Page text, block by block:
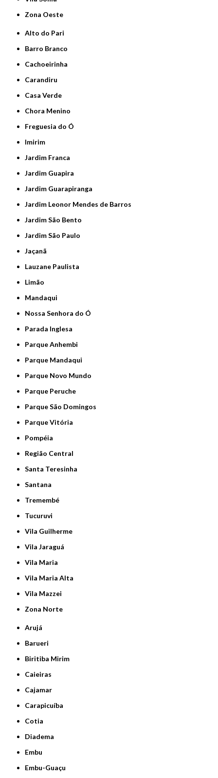
Zona Oeste
Alto do Pari
Barro Branco
Cachoeirinha
Carandiru
Casa Verde
Chora Menino
Freguesia do Ó
Imirim
Jardim Franca
Jardim Guapira
Jardim Guarapiranga
Jardim Leonor Mendes de Barros
Jardim São Bento
Jardim São Paulo
Jaçanã
Lauzane Paulista
Limão
Mandaqui
Nossa Senhora do Ó
Parada Inglesa
Parque Anhembi
Parque Mandaqui
Parque Novo Mundo
Parque Peruche
Parque São Domingos
Parque Vitória
Pompéia
Região Central
Santa Teresinha
Santana
Tremembé
Tucuruvi
Vila Guilherme
Vila Jaraguá
Vila Maria
Vila Maria Alta
Vila Mazzei
Zona Norte
Arujá
Barueri
Biritiba Mirim
Caieiras
Cajamar
Carapicuíba
Cotia
Diadema
Embu
Embu-Guaçu